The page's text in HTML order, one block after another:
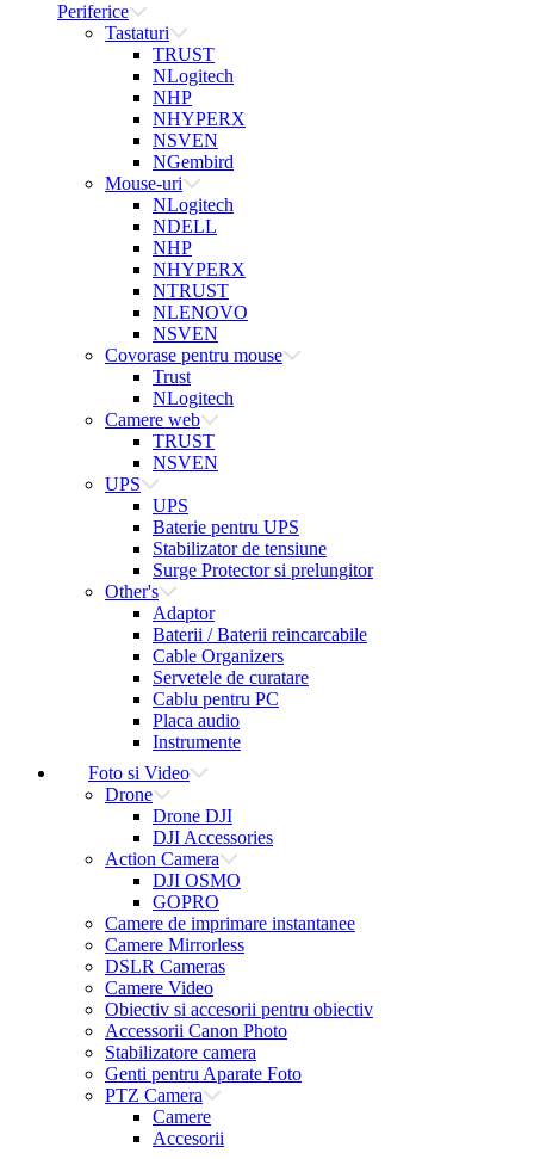
Periferice
Tastaturi
TRUST
NLogitech
NHP
NHYPERX
NSVEN
NGembird
Mouse-uri
NLogitech
NDELL
NHP
NHYPERX
NTRUST
NLENOVO
NSVEN
Covorase pentru mouse
Trust
NLogitech
Camere web
TRUST
NSVEN
UPS
UPS
Baterie pentru UPS
Stabilizator de tensiune
Surge Protector si prelungitor
Other's
Adaptor
Baterii / Baterii reincarcabile
Cable Organizers
Servetele de curatare
Cablu pentru PC
Placa audio
Instrumente
Foto si Video
Drone
Drone DJI
DJI Accessories
Action Camera
DJI OSMO
GOPRO
Camere de imprimare instantanee
Camere Mirrorless
DSLR Cameras
Camere Video
Obiectiv si accesorii pentru obiectiv
Accessorii Canon Photo
Stabilizatore camera
Genti pentru Aparate Foto
PTZ Camera
Camere
Accesorii